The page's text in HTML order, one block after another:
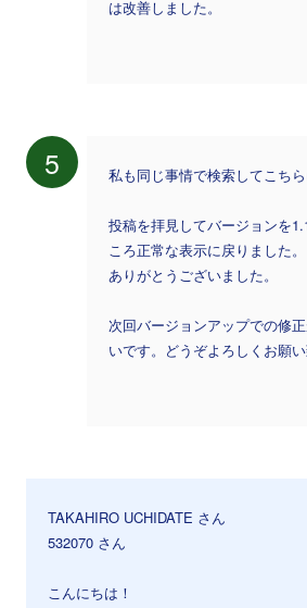
は改善しました。
5 私も同じ事情で検索してこちら
投稿を拝見してバージョンを
ころ正常な表示に戻りました。
ありがとうございました。
次回バージョンアップでの修
いです。どうぞよろしくお願い
TAKAHIRO UCHIDATE さん
532070 さん
こんにちは！